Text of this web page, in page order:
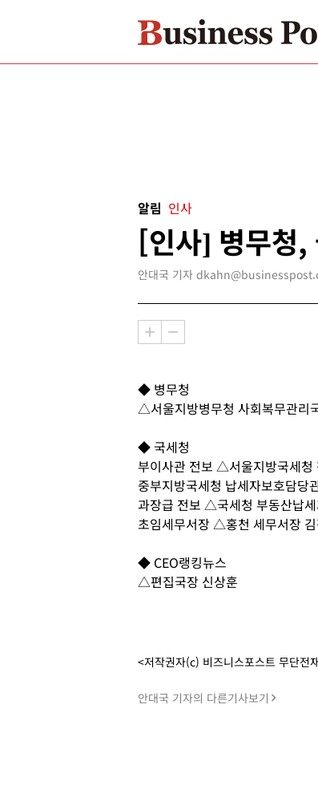
알림 인사
[인사] 병무청,
안대국 기자
◆ 병무청
△서울지방병무청 사회복무관리
◆ 국세청
부이사관 전보 △서울지방국세
중부지방국세청 납세자보호담
과장급 전보 △국세청 부동산납
초임세무서장 △홍천 세무서장
◆ CEO랭킹뉴스
△편집국장 신상훈
<저작권자(c) 비즈니스포스트 무단전
안대국 기자의 다른기사보기